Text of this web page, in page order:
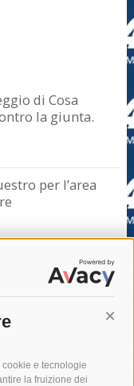
e tecnologie
la fruizione dei
di Cosa
la giunta.
per l’area
sessualmente una
fermato